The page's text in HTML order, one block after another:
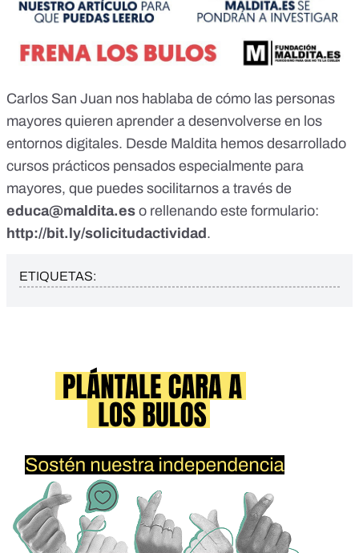
Carlos San Juan nos hablaba de cómo las personas
mayores quieren aprender a desenvolverse en los
entornos digitales. Desde Maldita hemos desarrollado
cursos prácticos pensados especialmente para
mayores, que puedes socilitarnos a través de
educa@maldita.es o rellenando este formulario:
http://bit.ly/solicitudactividad .
ETIQUETAS: